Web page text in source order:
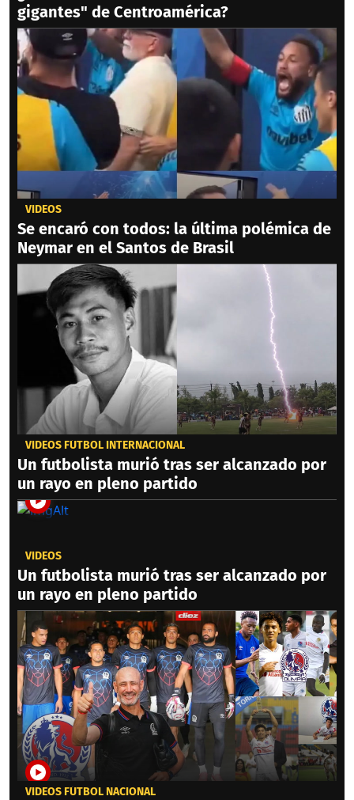
gigantes" de Centroamérica?
VIDEOS
Se encaró con todos: la última polémica de
Neymar en el Santos de Brasil
VIDEOS FÚTBOL INTERNACIONAL
Un futbolista murió tras ser alcanzado por
un rayo en pleno partido
VIDEOS
Un futbolista murió tras ser alcanzado por
un rayo en pleno partido
VIDEOS FÚTBOL NACIONAL